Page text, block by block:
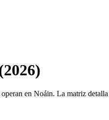
operan en Noáin. La matriz